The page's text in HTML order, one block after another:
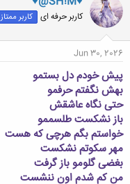
ش
ه
ا
کاربر حرفه ای کاربر ممتاز
Jun 30, 2026
پیش خودم دل بستمو
بهش نگفتم حرفمو
حتی نگاه عاشقش
باز نشکست طلسممو
خواستم بگم هرچی که هست
مهر سکوتم نشکست
بغضی گلومو باز گرفت
من کم شدم اون ننشست